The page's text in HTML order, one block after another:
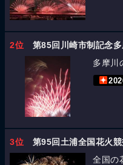
2位 第85回川崎市制記念多
多摩川
3位 第95回土浦全国花火
全国の